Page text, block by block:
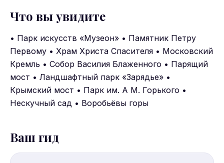
Что вы увидите
• Парк искусств «Музеон» • Памятник Петру
Первому • Храм Христа Спасителя • Московский
Кремль • Собор Василия Блаженного • Парящий
мост • Ландшафтный парк «Зарядье» •
Крымский мост • Парк им. А М. Горького •
Нескучный сад • Воробьёвы горы
Ваш гид